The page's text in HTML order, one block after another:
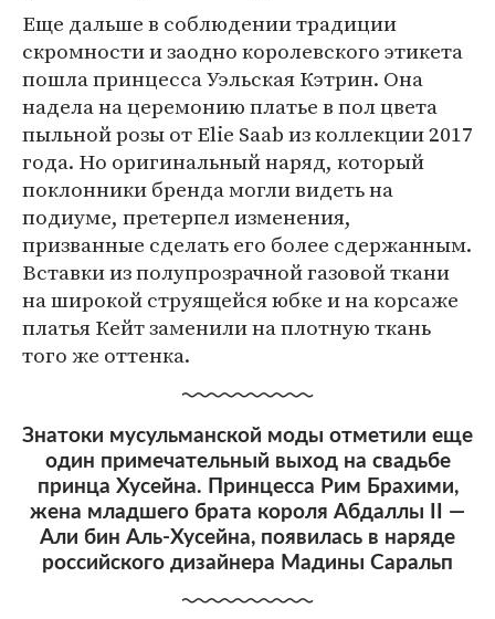
Еще дальше в соблюдении традиции
скромности и заодно королевского этикета
пошла принцесса Уэльская Кэтрин. Она
надела на церемонию платье в пол цвета
пыльной розы от Elie Saab из коллекции 2017
года. Но оригинальный наряд, который
поклонники бренда могли видеть на
подиуме, претерпел изменения,
призванные сделать его более сдержанным.
Вставки из полупрозрачной газовой ткани
на широкой струящейся юбке и на корсаже
платья Кейт заменили на плотную ткань
того же оттенка.
Знатоки мусульманской моды отметили еще
один примечательный выход на свадьбе
принца Хусейна. Принцесса Рим Брахими,
жена младшего брата короля Абдаллы II —
Али бин Аль-Хусейна, появилась в наряде
российского дизайнера Мадины Саральп